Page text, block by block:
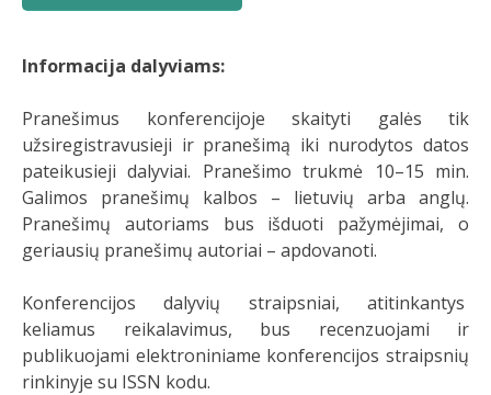
Informacija dalyviams:
Pranešimus konferencijoje skaityti galės tik
užsiregistravusieji ir pranešimą iki nurodytos datos
pateikusieji dalyviai. Pranešimo trukmė 10–15 min.
Galimos pranešimų kalbos – lietuvių arba anglų.
Pranešimų autoriams bus išduoti pažymėjimai, o
geriausių pranešimų autoriai – apdovanoti.
Konferencijos dalyvių straipsniai, atitinkantys
keliamus reikalavimus, bus recenzuojami ir
publikuojami elektroniniame konferencijos straipsnių
rinkinyje su ISSN kodu.